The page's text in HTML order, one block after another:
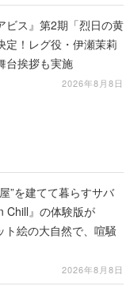
ビス』第2期「烈日の黄
定！レグ役・伊瀬茉莉
台挨拶も実施
2026年8月8日
”を建てて暮らすサバ
Chill』の体験版が
ト絵の大自然で、喧騒
2026年8月8日